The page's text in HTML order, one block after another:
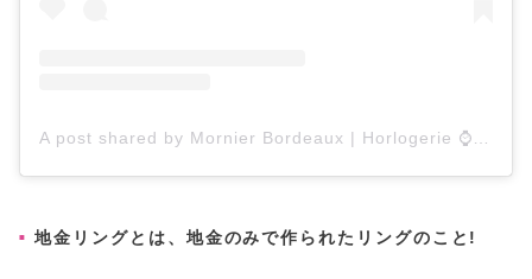
A post shared by Mornier Bordeaux | Horlogerie ⌚ | Bijouterie 💎 (@mornierbordeaux)
地金リングとは、地金のみで作られたリングのこと!